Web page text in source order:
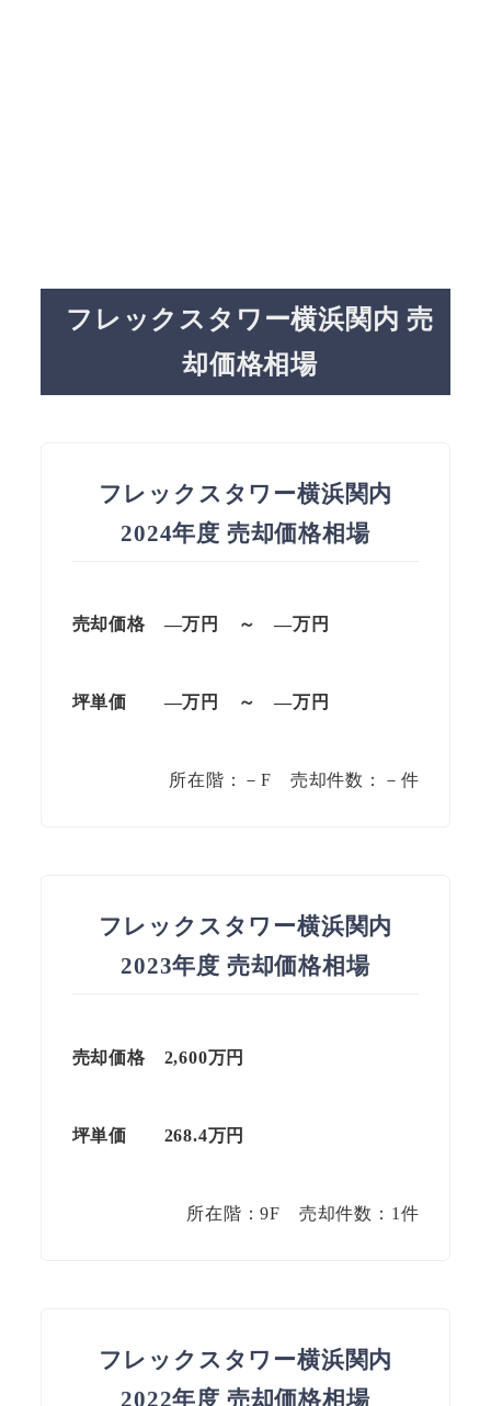
フレックスタワー横浜関内 売
却価格相場
フレックスタワー横浜関内
2024年度 売却価格相場
売却価格 —万円 ～—万円
坪単価 —万円 ～—万円
所在階：－F 売却件数：－件
フレックスタワー横浜関内
2023年度 売却価格相場
売却価格 2,600万円
坪単価 268.4万円
所在階：9F 売却件数：1件
フレックスタワー横浜関内
2022年度 売却価格相場